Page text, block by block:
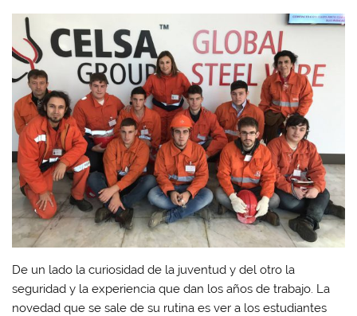
De un lado la curiosidad de la juventud y del otro la
seguridad y la experiencia que dan los años de trabajo. La
novedad que se sale de su rutina es ver a los estudiantes